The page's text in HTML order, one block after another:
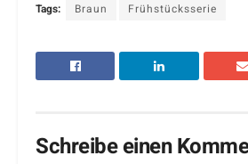
Tags: Braun Frühstücksserie
Schreibe einen